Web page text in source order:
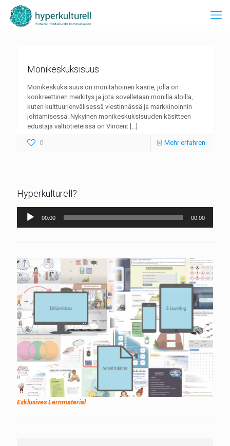
Monikeskuksisuus
Monikeskuksisuus on monitahoinen käsite, jolla on
konkreettinen merkitys ja jota sovelletaan monilla aloilla,
kuten kulttuurienvälisessä viestinnässä ja markkinoinnin
johtamisessa. Nykyinen monikeskuksisuuden käsitteen
edustaja valtiotieteissä on Vincent […]
0 Mehr erfahren
Hyperkulturell?
Audio-
Player
00:00 00:00
Exklusives Lernmaterial